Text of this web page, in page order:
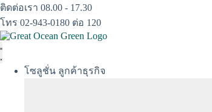
Skip
to
content
ติดต่อเรา 08.00 - 17.30
โทร 02-943-0180 ต่อ 120
โซลูชั่น ลูกค้าธุรกิจ